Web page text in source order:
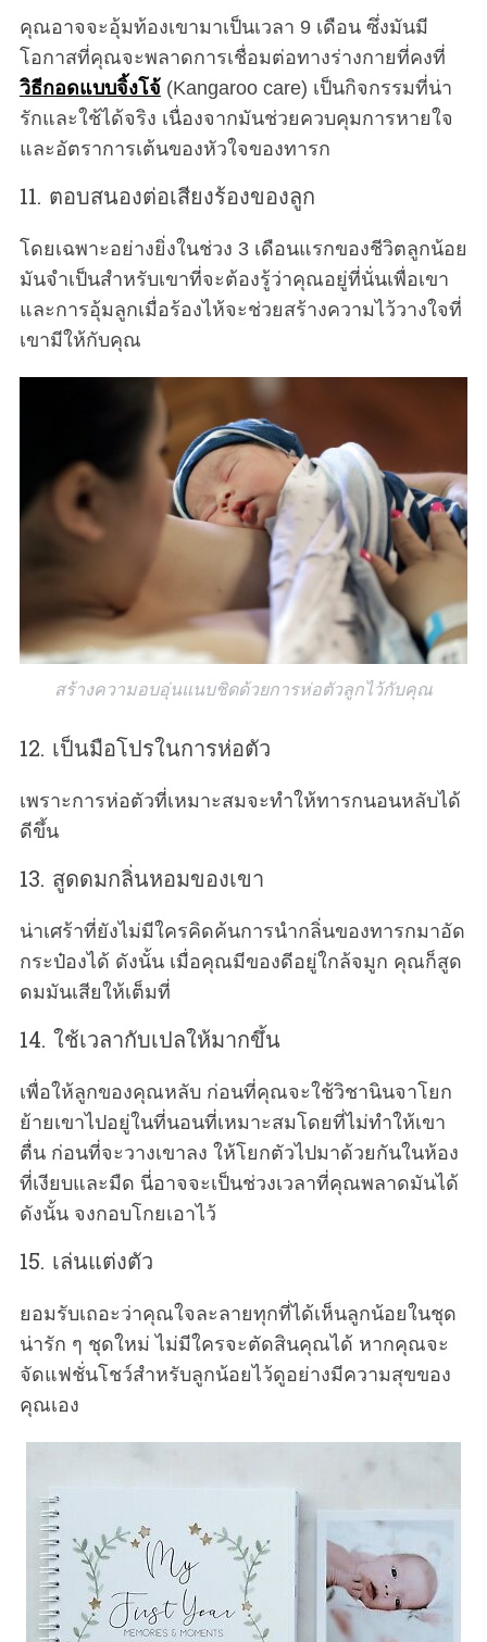
คุณอาจจะอุ้มท้องเขามาเป็นเวลา 9 เดือน ซึ่งมันมี
โอกาสที่คุณจะพลาดการเชื่อมต่อทางร่างกายที่คงที่
วิธีกอดแบบจิ้งโจ้(Kangaroo care) เป็นกิจกรรมที่น่า
รักและใช้ได้จริง เนื่องจากมันช่วยควบคุมการหายใจ
และอัตราการเต้นของหัวใจของทารก
11. ตอบสนองต่อเสียงร้องของลูก
โดยเฉพาะอย่างยิ่งในช่วง 3 เดือนแรกของชีวิตลูกน้อย
มันจำเป็นสำหรับเขาที่จะต้องรู้ว่าคุณอยู่ที่นั่นเพื่อเขา
และการอุ้มลูกเมื่อร้องไห้จะช่วยสร้างความไว้วางใจที่
เขามีให้กับคุณ
สร้างความอบอุ่นแนบชิดด้วยการห่อตัวลูกไว้กับคุณ
12. เป็นมือโปรในการห่อตัว
เพราะการห่อตัวที่เหมาะสมจะทำให้ทารกนอนหลับได้
ดีขึ้น
13. สูดดมกลิ่นหอมของเขา
น่าเศร้าที่ยังไม่มีใครคิดค้นการนำกลิ่นของทารกมาอัด
กระป๋องได้ ดังนั้น เมื่อคุณมีของดีอยู่ใกล้จมูก คุณก็สูด
ดมมันเสียให้เต็มที่
14. ใช้เวลากับเปลให้มากขึ้น
เพื่อให้ลูกของคุณหลับ ก่อนที่คุณจะใช้วิชานินจาโยก
ย้ายเขาไปอยู่ในที่นอนที่เหมาะสมโดยที่ไม่ทำให้เขา
ตื่น ก่อนที่จะวางเขาลง ให้โยกตัวไปมาด้วยกันในห้อง
ที่เงียบและมืด นี่อาจจะเป็นช่วงเวลาที่คุณพลาดมันได้
ดังนั้น จงกอบโกยเอาไว้
15. เล่นแต่งตัว
ยอมรับเถอะว่าคุณใจละลายทุกที่ได้เห็นลูกน้อยในชุด
น่ารัก ๆ ชุดใหม่ ไม่มีใครจะตัดสินคุณได้ หากคุณจะ
จัดแฟชั่นโชว์สำหรับลูกน้อยไว้ดูอย่างมีความสุขของ
คุณเอง